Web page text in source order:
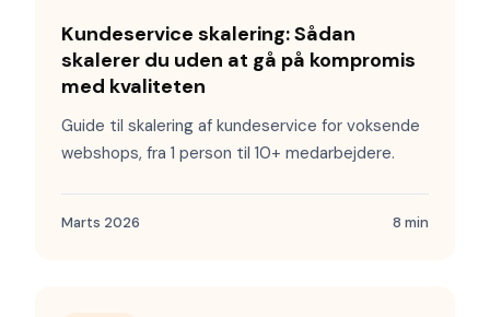
Kundeservice skalering: Sådan
skalerer du uden at gå på kompromis
med kvaliteten
Guide til skalering af kundeservice for voksende
webshops, fra 1 person til 10+ medarbejdere.
Marts 2026 8 min